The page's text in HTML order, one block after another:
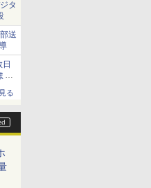
タ
送
導
る